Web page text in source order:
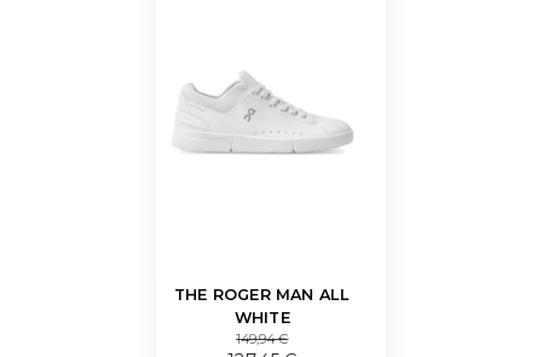
THE ROGER MAN ALL
WHITE
149,94 €